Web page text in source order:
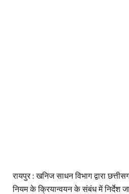
रायपुर : खनिज साधन विभाग द्वारा
नियम के क्रियान्वयन के संबंध में निर्देश